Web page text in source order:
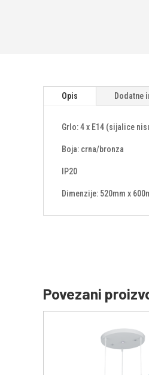
Opis Dodatne
Grlo: 4 x E14 (sijalice
Boja: crna/bronza
IP20
Dimenzije: 520mm x
Povezani